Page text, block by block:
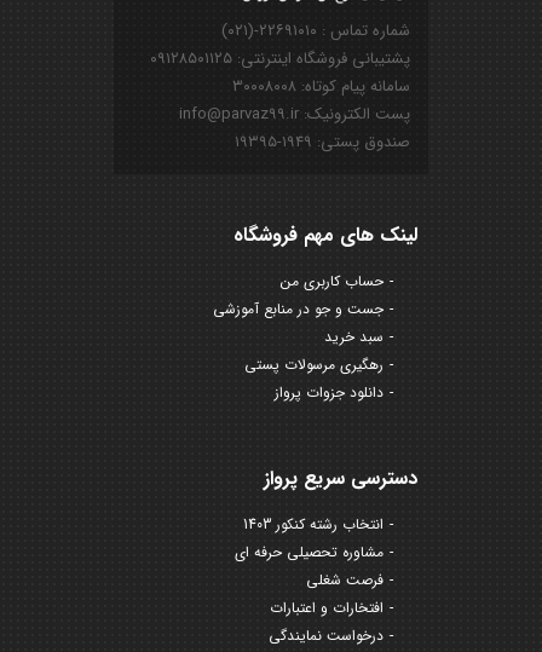
شماره تماس : ۲۲۶۹۱۰۱۰-(۰۲۱)
پشتیبانی فروشگاه اینترنتی: ۰۹۱۲۸۵۰۱۱۲۵
سامانه پیام کوتاه: ۳۰۰۰۸۰۰۸
پست الکترونیک: info@parvaz99.ir
صندوق پستی: ۱۹۴۹-۱۹۳۹۵
لینک های مهم فروشگاه
حساب کاربری من
جست و جو در منابع آموزشی
سبد خرید
رهگیری مرسولات پستی
دانلود جزوات پرواز
دسترسی سریع پرواز
انتخاب رشته کنکور 1403
مشاوره تحصیلی حرفه ای
فرصت شغلی
افتخارات و اعتبارات
درخواست نمایندگی